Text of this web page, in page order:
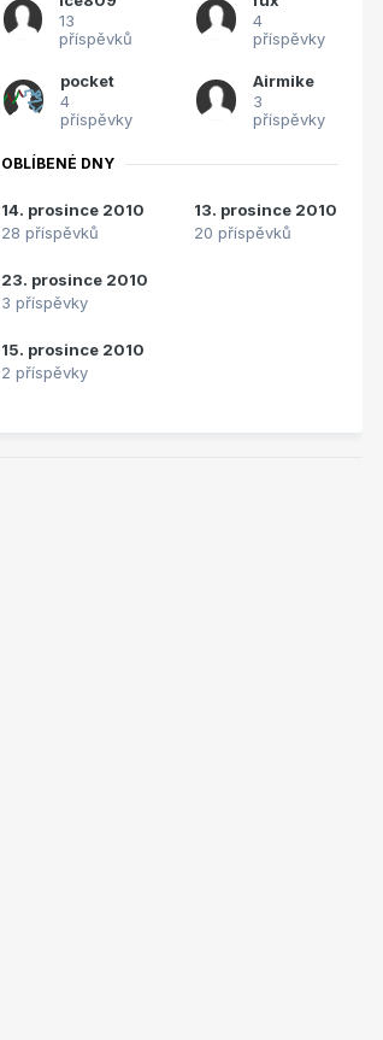
13
příspěvků
4
příspěvky
pocket
4
příspěvky
Airmike
3
příspěvky
OBLÍBENÉ DNY
14. prosince 2010
28 příspěvků
13. prosince 2010
20 příspěvků
23. prosince 2010
3 příspěvky
15. prosince 2010
2 příspěvky